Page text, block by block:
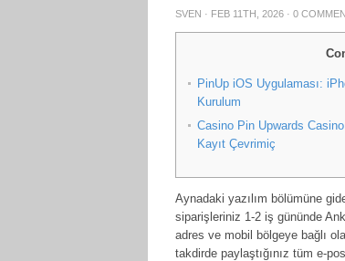
SVEN · FEB 11TH, 2026 · 0
PinUp iOS Uygulaması:
Kurulum
Casino Pin Upwards
Kayıt Çevrimiç
Aynadaki yazılım bölümüne
siparişleriniz 1-2 iş gününde
adres ve mobil bölgeye bağlı
takdirde paylaştığınız tüm e-